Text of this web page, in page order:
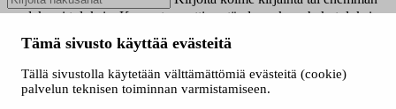
Tämä sivusto käyttää evästeitä
Tällä sivustolla käytetään välttämättömiä evästeitä (cookie)
palvelun teknisen toiminnan varmistamiseen.
saadaksesi tuloksia. Kun automaattisen täydennyksen hakutuloksia
valintaan. Kosketuslaitteiden käyttäjille, tutki koskettamalla tai
Näytä vain nyt haussa olevat
Valitse hakutapa